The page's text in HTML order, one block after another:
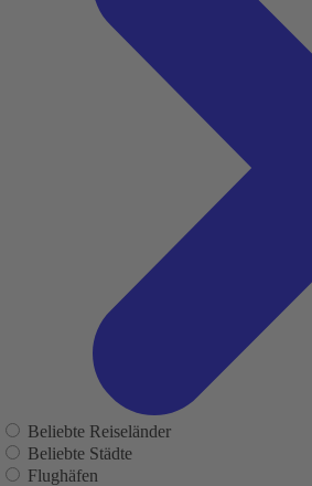
Beliebte Reiseländer
Beliebte Städte
Flughäfen